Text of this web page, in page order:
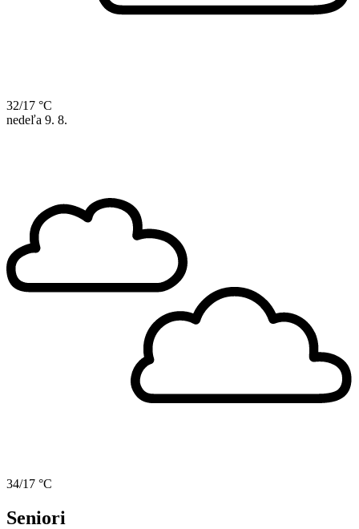
32/17 °C
nedeľa 9. 8.
34/17 °C
Seniori